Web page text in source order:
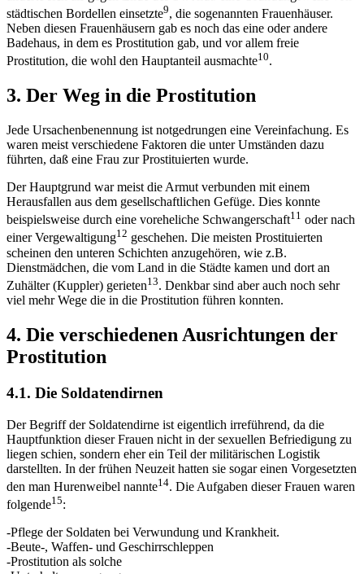
städtischen Bordellen einsetzte9, die sogenannten Frauenhäuser.
Neben diesen Frauenhäusern gab es noch das eine oder andere
Badehaus, in dem es Prostitution gab, und vor allem freie
Prostitution, die wohl den Hauptanteil ausmachte10.
3. Der Weg in die Prostitution
Jede Ursachenbenennung ist notgedrungen eine Vereinfachung. Es
waren meist verschiedene Faktoren die unter Umständen dazu
führten, daß eine Frau zur Prostituierten wurde.
Der Hauptgrund war meist die Armut verbunden mit einem
Herausfallen aus dem gesellschaftlichen Gefüge. Dies konnte
beispielsweise durch eine voreheliche Schwangerschaft11 oder nach
einer Vergewaltigung12 geschehen. Die meisten Prostituierten
scheinen den unteren Schichten anzugehören, wie z.B.
Dienstmädchen, die vom Land in die Städte kamen und dort an
Zuhälter (Kuppler) gerieten13. Denkbar sind aber auch noch sehr
viel mehr Wege die in die Prostitution führen konnten.
4. Die verschiedenen Ausrichtungen der
Prostitution
4.1. Die Soldatendirnen
Der Begriff der Soldatendirne ist eigentlich irreführend, da die
Hauptfunktion dieser Frauen nicht in der sexuellen Befriedigung zu
liegen schien, sondern eher ein Teil der militärischen Logistik
darstellten. In der frühen Neuzeit hatten sie sogar einen Vorgesetzten
den man Hurenweibel nannte14. Die Aufgaben dieser Frauen waren
folgende15:
-Pflege der Soldaten bei Verwundung und Krankheit.
-Beute-, Waffen- und Geschirrschleppen
-Prostitution als solche